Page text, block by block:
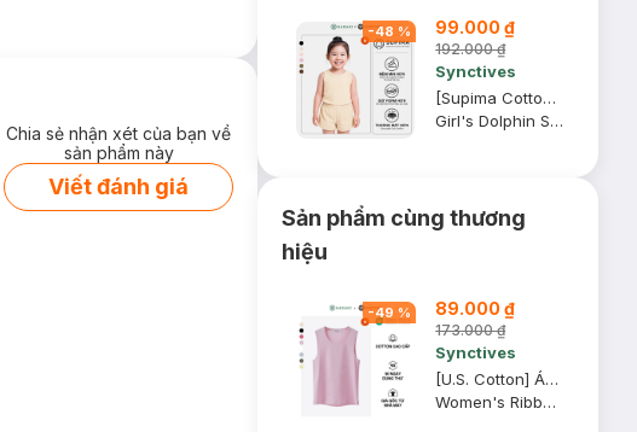
Chia sẻ nhận xét của bạn về
sản phẩm này
Viết đánh giá
-48 % 99.000 ₫
192.000 ₫
Synctives
[Supima Cotton] Quần Short Trẻ Em Synctives Dolphin, Be Sữa, 8 - CGSH04
Girl's Dolphin Shorts
Sản phẩm cùng thương
hiệu
-49 % 89.000 ₫
173.000 ₫
Synctives
[U.S. Cotton] Áo Tank Top Nữ Synctives Regular Fit, Hồng Phấn, M - CWTA0004
Women's Ribbed Regular Fit Tank Top